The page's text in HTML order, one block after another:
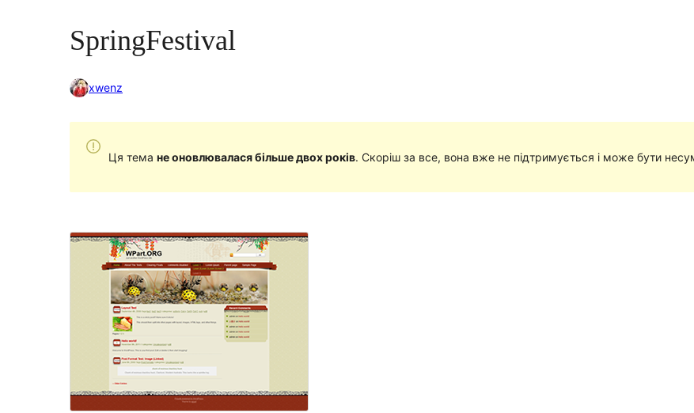
SpringFestival
xwenz
Ця тема не оновлювалася більше двох років. Скоріш за все, вона вже не підтримується і може бути